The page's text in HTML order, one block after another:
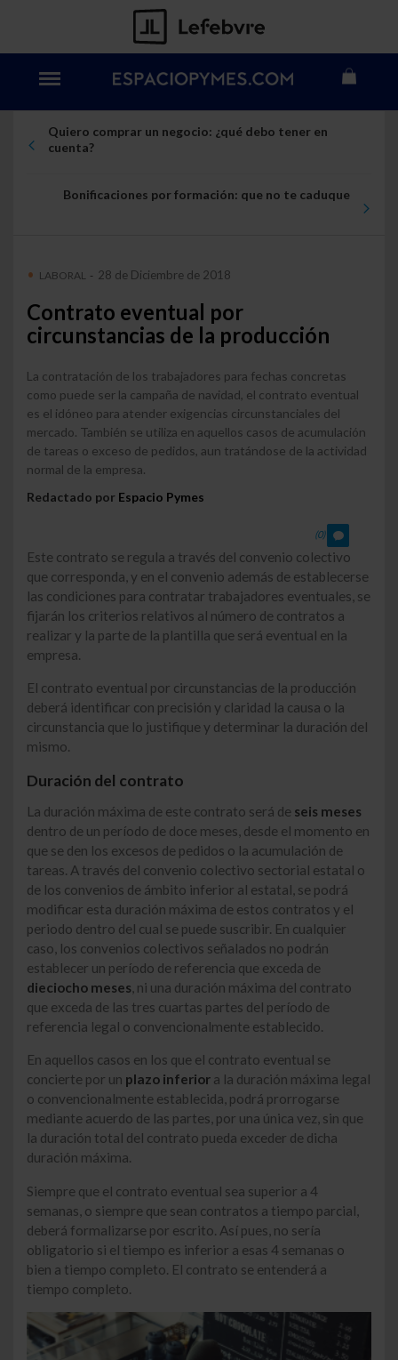
Quiero comprar un negocio: ¿qué debo tener en
cuenta?
Bonificaciones por formación: que no te caduque
LABORAL - 28 de Diciembre de 2018
Contrato eventual por
circunstancias de la producción
La contratación de los trabajadores para fechas concretas
como puede ser la campaña de navidad, el contrato eventual
es el idóneo para atender exigencias circunstanciales del
mercado. También se utiliza en aquellos casos de acumulación
de tareas o exceso de pedidos, aun tratándose de la actividad
normal de la empresa.
Redactado por Espacio Pymes
(0)
Este contrato se regula a través del convenio colectivo
que corresponda, y en el convenio además de establecerse
las condiciones para contratar trabajadores eventuales, se
fijarán los criterios relativos al número de contratos a
realizar y la parte de la plantilla que será eventual en la
empresa.
El contrato eventual por circunstancias de la producción
deberá identificar con precisión y claridad la causa o la
circunstancia que lo justifique y determinar la duración del
mismo.
Duración del contrato
La duración máxima de este contrato será de seis meses
dentro de un período de doce meses, desde el momento en
que se den los excesos de pedidos o la acumulación de
tareas. A través del convenio colectivo sectorial estatal o
de los convenios de ámbito inferior al estatal, se podrá
modificar esta duración máxima de estos contratos y el
periodo dentro del cual se puede suscribir. En cualquier
caso, los convenios colectivos señalados no podrán
establecer un período de referencia que exceda de
dieciocho meses , ni una duración máxima del contrato
que exceda de las tres cuartas partes del período de
referencia legal o convencionalmente establecido.
En aquellos casos en los que el contrato eventual se
concierte por un plazo inferior a la duración máxima legal
o convencionalmente establecida, podrá prorrogarse
mediante acuerdo de las partes, por una única vez, sin que
la duración total del contrato pueda exceder de dicha
duración máxima.
Siempre que el contrato eventual sea superior a 4
semanas, o siempre que sean contratos a tiempo parcial,
deberá formalizarse por escrito. Así pues, no sería
obligatorio si el tiempo es inferior a esas 4 semanas o
bien a tiempo completo. El contrato se entenderá a
tiempo completo.